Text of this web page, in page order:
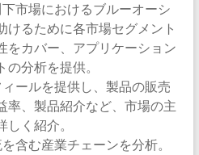
市場におけるブルーオーシ
けるために各市場セグメント
をカバー、アプリケーション
分析を提供。
ールを提供し、製品の販売
率、製品紹介など、市場の主
く紹介。
含む産業チェーンを分析。